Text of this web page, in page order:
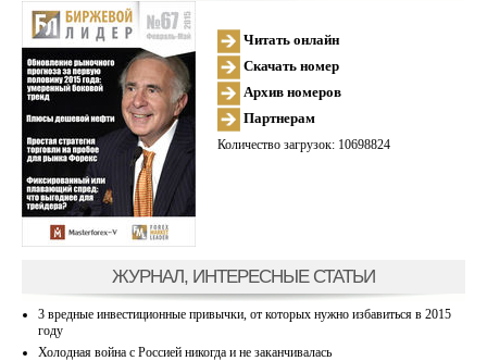
Читать онлайн
Скачать номер
Архив номеров
Партнерам
Количество загрузок: 10698824
ЖУРНАЛ, ИНТЕРЕСНЫЕ СТАТЬИ
3 вредные инвестиционные привычки, от которых нужно избавиться в 2015
году
Холодная война с Россией никогда и не заканчивалась